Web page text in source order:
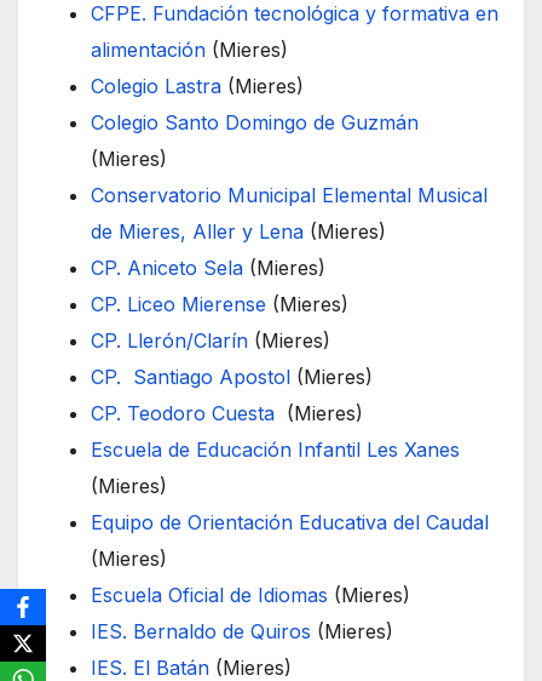
CFPE. Fundación tecnológica y formativa en
alimentación (Mieres)
Colegio Lastra (Mieres)
Colegio Santo Domingo de Guzmán
(Mieres)
Conservatorio Municipal Elemental Musical
de Mieres, Aller y Lena (Mieres)
CP. Aniceto Sela (Mieres)
CP. Liceo Mierense (Mieres)
CP. Llerón/Clarín (Mieres)
CP. Santiago Apostol (Mieres)
CP. Teodoro Cuesta (Mieres)
Escuela de Educación Infantil Les Xanes
(Mieres)
Equipo de Orientación Educativa del Caudal
(Mieres)
Escuela Oficial de Idiomas (Mieres)
IES. Bernaldo de Quiros (Mieres)
IES. El Batán (Mieres)